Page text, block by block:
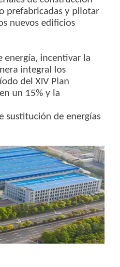
prefabricadas y pilotar
nuevos edificios
energía, incentivar la
integral los
del XIV Plan
un 15% y la
sustitución de energías